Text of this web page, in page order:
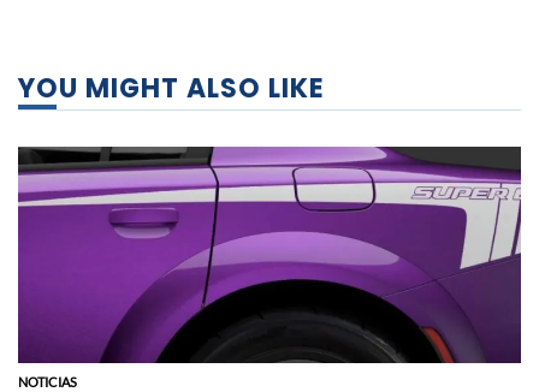
YOU MIGHT ALSO LIKE
NOTICIAS